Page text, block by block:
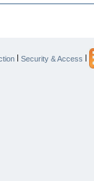
| Security & Access |